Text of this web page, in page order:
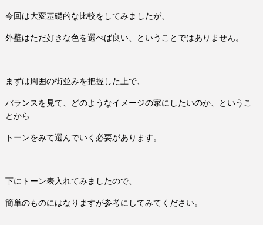
今回は大変基礎的な比較をしてみましたが、
外壁はただ好きな色を選べば良い、ということではありません。
まずは周囲の街並みを把握した上で、
バランスを見て、どのようなイメージの家にしたいのか、というこ
とから
トーンをみて選んでいく必要があります。
下にトーン表入れてみましたので、
簡単のものにはなりますが参考にしてみてください。